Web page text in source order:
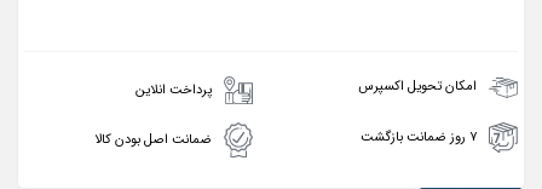
امکان تحویل اکسپرس پرداخت انلاین
۷ روز ضمانت بازگشت ضمانت اصل بودن کالا